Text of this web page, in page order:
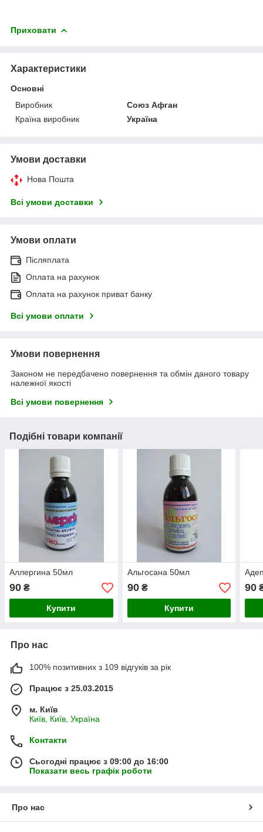
Приховати
Характеристики
Основні
Виробник
Союз Афган
Країна виробник
Україна
Умови доставки
Нова Пошта
Всі умови доставки
Умови оплати
Післяплата
Оплата на рахунок
Оплата на рахунок приват банку
Всі умови оплати
Умови повернення
Законом не передбачено повернення та обмін даного товару
належної якості
Всі умови повернення
Подібні товари компанії
Аллергина 50мл
90 ₴
Купити
Альгосана 50мл
90₴
Купити
90
Про нас
100% позитивних з 109 відгуків за рік
Працює з 25.03.2015
м. Київ
Київ, Київ, Україна
Контакти
Сьогодні працює з 09:00 до 16:00
Показати весь графік роботи
Про нас